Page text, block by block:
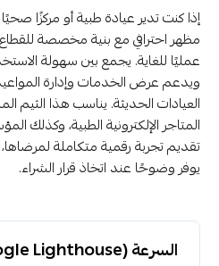
إذا كنت تدير عيادة طبية أو مركزًا
مظهر احترافي مع بنية مخصصة
عمليًا للغاية. يجمع بين سهولة
ويدعم عرض الخدمات وإدارة
العيادات الحديثة. يناسب هذا الثيم
المتاجر الإلكترونية الطبية، وكذلك
تقديم تجربة رقمية متكاملة
يوفر وضوحًا عند اتخاذ قرار الشراء.
السرعة (Google Lighthouse)